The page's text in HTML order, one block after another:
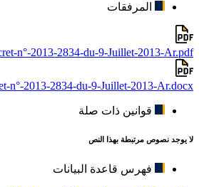
المرفقات
n°-2013-2834-du-9-Juillet-2013-Ar.pdf
n°-2013-2834-du-9-Juillet-2013-Ar.docx
قوانين ذات صلة
لا يوجد نصوص مرتبطة بهذا النص
فهرس قاعدة البيانات